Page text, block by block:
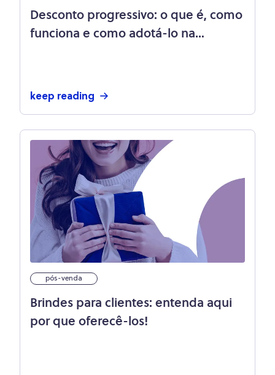
Desconto progressivo: o que é, como
funciona e como adotá-lo na
keep reading
pós-venda
Brindes para clientes: entenda aqui
por que oferecê-los!